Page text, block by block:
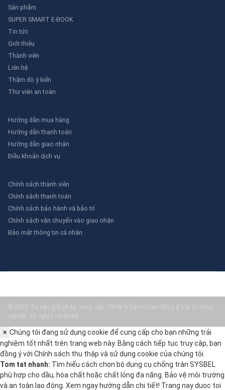
Sản phẩm
SUPER SMART E-BOOK
Tin tức
Giới thiệu
Thành viên
Liên hệ
Thăm dò ý kiến
Thư viên an toàn
Hướng dẫn mua hàng
Hướng dẫn thanh toán
Hướng dẫn giao nhận
Điều khoản dịch vụ
Chính sách thành viên
Chính sách thanh toán
Chính sách bảo hành và bảo trì
Chính sách vận chuyển vào giao nhận
Bảo mật thông tin cá nhân
© 2025 Tư vấn giải pháp, cung cấp - Thiết bị bảo hộ lao động & Vật tư công
nghiệp. All rights reserved.
× Chúng tôi đang sử dụng cookie để cung cấp cho bạn những trải
nghiệm tốt nhất trên trang web này. Bằng cách tiếp tục truy cập, bạn
đồng ý với Chính sách thu thập và sử dụng cookie của chúng tôi.
Tom tat nhanh: Tìm hiểu cách chọn bộ dụng cụ chống tràn SYSBEL
phù hợp cho dầu, hóa chất hoặc chất lỏng đa năng. Bảo vệ môi trường
và an toàn lao động. Xem ngay hướng dẫn chi tiết! Trang nay duoc toi